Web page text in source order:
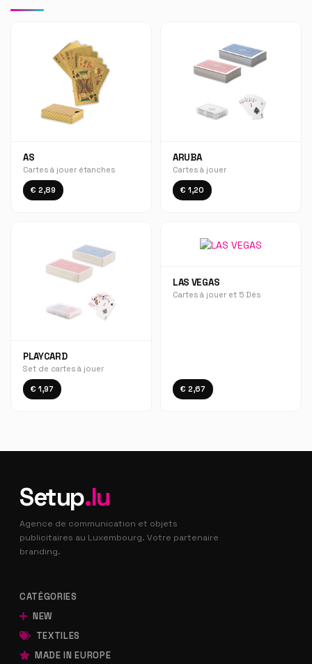
AS
Cartes à jouer étanches
€ 2,89
ARUBA
Cartes à jouer
€ 1,20
PLAYCARD
Set de cartes à jouer
€ 1,97
LAS VEGAS
Cartes à jouer et 5 Dés
€ 2,67
Setup.lu
Agence de communication et objets
publicitaires au Luxembourg. Votre partenaire
branding.
CATÉGORIES
NEW
TEXTILES
MADE IN EUROPE